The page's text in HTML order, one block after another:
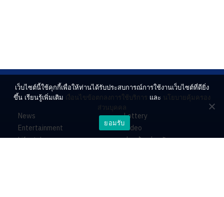
News
Entertainment
Lifestyle
Lottery
Video
ร่วมด้วยช่วยกัน
เว็บไซต์นี้ใช้คุกกี้เพื่อให้ท่านได้รับประสบการณ์การใช้งานเว็บไซต์ที่ดียิ่ง
ขึ้น เรียนรู้เพิ่มเติม เงื่อนไขข้อตกลงการใช้บริการ และ นโยบายคุ้มครอง
ส่วนบุคคล
ยอมรับ